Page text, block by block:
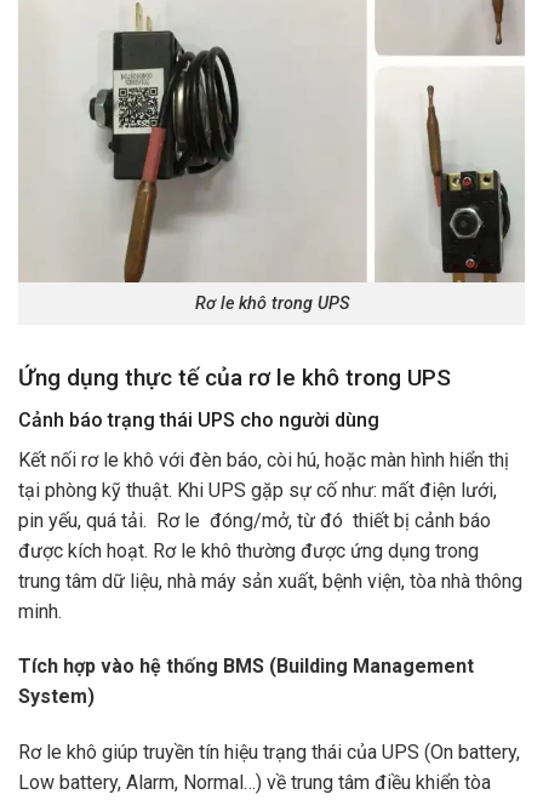
Rơ le khô trong UPS
Ứng dụng thực tế của rơ le khô trong UPS
Cảnh báo trạng thái UPS cho người dùng
Kết nối rơ le khô với đèn báo, còi hú, hoặc màn hình hiển thị
tại phòng kỹ thuật. Khi UPS gặp sự cố như: mất điện lưới,
pin yếu, quá tải. Rơ le đóng/mở, từ đó thiết bị cảnh báo
được kích hoạt. Rơ le khô thường được ứng dụng trong
trung tâm dữ liệu, nhà máy sản xuất, bệnh viện, tòa nhà thông
minh.
Tích hợp vào hệ thống BMS (Building Management
System)
Rơ le khô giúp truyền tín hiệu trạng thái của UPS (On battery,
Low battery, Alarm, Normal…) về trung tâm điều khiển tòa